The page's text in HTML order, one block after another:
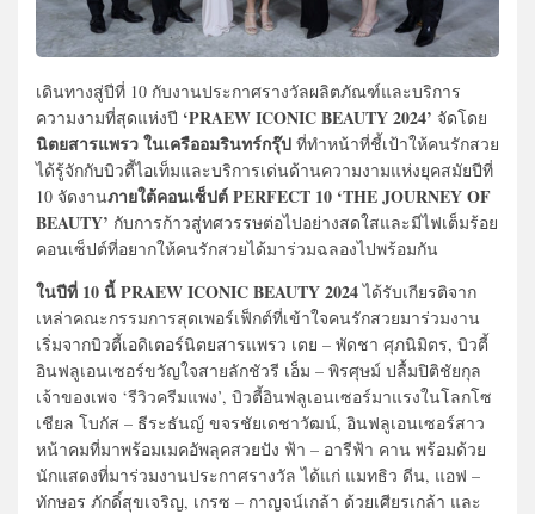
เดินทางสู่ปีที่ 10 กับงานประกาศรางวัลผลิตภัณฑ์และบริการ
ความงามที่สุดแห่งปี ‘PRAEW ICONIC BEAUTY 2024’ จัดโดย
นิตยสารแพรว ในเครืออมรินทร์กรุ๊ป ที่ทำหน้าที่ชี้เป้าให้คนรักสวย
ได้รู้จักกับบิวตี้ไอเท็มและบริการเด่นด้านความงามแห่งยุคสมัยปีที่
10 จัดงานภายใต้คอนเซ็ปต์ PERFECT 10 ‘THE JOURNEY OF
BEAUTY’ กับการก้าวสู่ทศวรรษต่อไปอย่างสดใสและมีไฟเต็มร้อย
คอนเซ็ปต์ที่อยากให้คนรักสวยได้มาร่วมฉลองไปพร้อมกัน
ในปีที่ 10 นี้ PRAEW ICONIC BEAUTY 2024ได้รับเกียรติจาก
เหล่าคณะกรรมการสุดเพอร์เฟ็กต์ที่เข้าใจคนรักสวยมาร่วมงาน
เริ่มจากบิวตี้เอดิเตอร์นิตยสารแพรว เตย – พัดชา ศุภนิมิตร, บิวตี้
อินฟลูเอนเซอร์ขวัญใจสายลักชัวรี เอ็ม – พิรศุษม์ ปลื้มปิติชัยกุล
เจ้าของเพจ ‘รีวิวครีมแพง’, บิวตี้อินฟลูเอนเซอร์มาแรงในโลกโซ
เชียล โบกัส – ธีระธันญ์ ขจรชัยเดชาวัฒน์, อินฟลูเอนเซอร์สาว
หน้าคมที่มาพร้อมเมคอัพลุคสวยปัง ฟ้า – อารีฟ้า คาน พร้อมด้วย
นักแสดงที่มาร่วมงานประกาศรางวัล ได้แก่ แมทธิว ดีน, แอฟ –
ทักษอร ภักดิ์สุขเจริญ, เกรซ – กาญจน์เกล้า ด้วยเศียรเกล้า และ